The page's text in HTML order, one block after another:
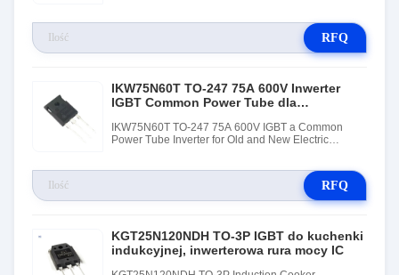
RFQ
IKW75N60T TO-247 75A 600V Inwerter
IGBT Common Power Tube dla
IKW75N60T TO-247 75A 600V IGBT a Common
Power Tube Inverter for Old and New Electric
RFQ
KGT25N120NDH TO-3P IGBT do kuchenki
indukcyjnej, inwerterowa rura mocy IC